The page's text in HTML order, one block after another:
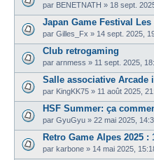
par BENETNATH » 18 sept.
Japan Game Festival
par Gilles_Fx » 14 sept. 2025,
Club retrogaming
par arnmess » 11 sept. 2025,
Salle associative Arcade
par KingKK75 » 11 août 2025,
HSF Summer: ça
par GyuGyu » 22 mai 2025,
Retro Game Alpes 2025
par karbone » 14 mai 2025,